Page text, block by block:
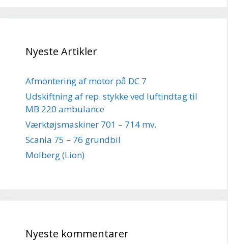
Nyeste Artikler
Afmontering af motor på DC 7
Udskiftning af rep. stykke ved luftindtag til
MB 220 ambulance
Værktøjsmaskiner 701 – 714 mv.
Scania 75 – 76 grundbil
Molberg (Lion)
Nyeste kommentarer